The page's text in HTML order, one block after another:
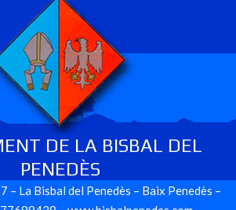
DE LA BISBAL DEL
PENEDÈS
– La Bisbal del Penedès – Baix Penedès –